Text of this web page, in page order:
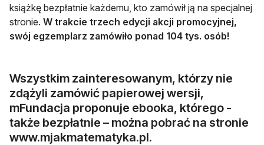
książkę bezpłatnie każdemu, kto zamówił ją na specjalnej
stronie. W trakcie trzech edycji akcji promocyjnej,
swój egzemplarz zamówiło ponad 104 tys. osób!
Wszystkim zainteresowanym, którzy nie
zdążyli zamówić papierowej wersji,
mFundacja proponuje ebooka, którego -
także bezpłatnie – można pobrać na stronie
www.mjakmatematyka.pl.